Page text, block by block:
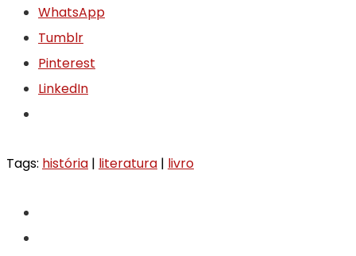
WhatsApp
Tumblr
Pinterest
LinkedIn
Tags: história | literatura | livro